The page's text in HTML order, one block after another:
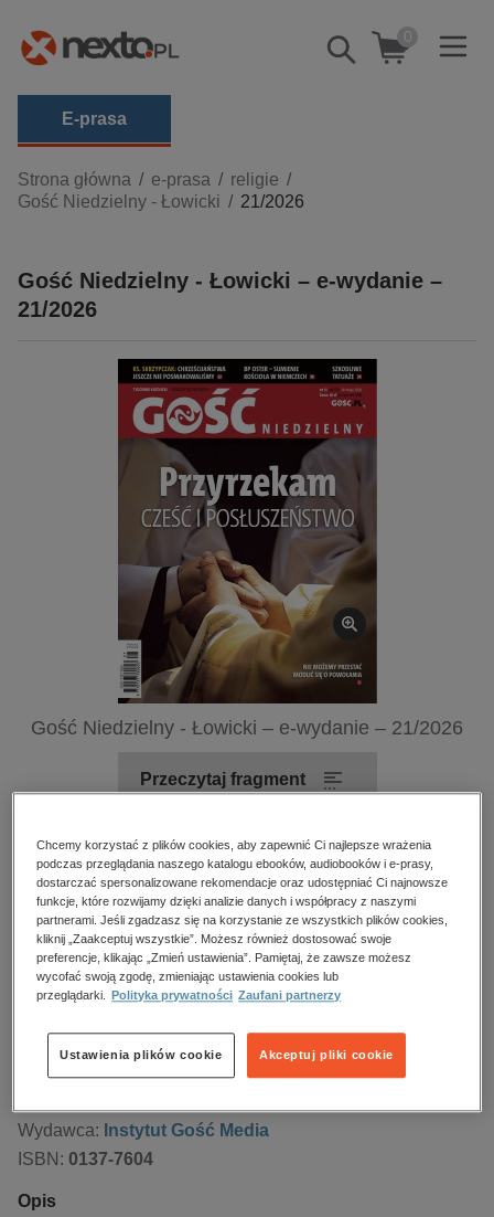
Pokaż/schowaj
wyszukiwarkę
0
E-prasa
Kategorie
Zobacz wszystkie E-prasa
biznesowe, branżowe, gospodarka
dzienniki
edukacja
hobby, sport, rozrywka
komputery, internet, technologie, informatyka
kobiece, lifestyle, kultura
polityka, społeczno-informacyjne
psychologiczne
popularno-naukowe
historia
Strona główna e-prasa
religie
Gość Niedzielny - Łowicki
21/2026
Gość Niedzielny - Łowicki – e-wydanie –
21/2026
Przeczytaj fragment
Gość Niedzielny - Łowicki – e-wydanie – 21/2026
Numery archiwalne
Spis treści
Data dostępności:
Data wydania:21.05.2026
Wydawca: Instytut Gość Media
ISBN: 0137-7604
Kupując otrzymujesz format: PDF Dostęp online PDF
Opis
Chcemy korzystać z plików cookies, aby zapewnić Ci najlepsze wrażenia
podczas przeglądania naszego katalogu ebooków, audiobooków i e-prasy,
dostarczać spersonalizowane rekomendacje oraz udostępniać Ci najnowsze
funkcje, które rozwijamy dzięki analizie danych i współpracy z naszymi
partnerami. Jeśli zgadzasz się na korzystanie ze wszystkich plików cookies,
kliknij „Zaakceptuj wszystkie”. Możesz również dostosować swoje
preferencje, klikając „Zmień ustawienia”. Pamiętaj, że zawsze możesz
wycofać swoją zgodę, zmieniając ustawienia cookies lub
przeglądarki.
Polityka prywatności Zaufani partnerzy
Akceptuj pliki cookie
Ustawienia plików cookie